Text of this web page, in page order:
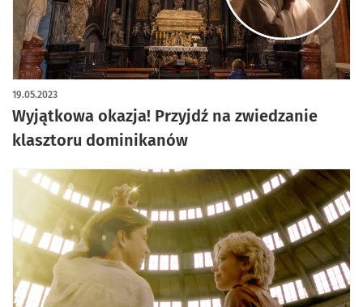
Wyjątkowa okazja! Przyjdź na zwiedzanie
klasztoru dominikanów
19.05.2023
artykuł z galerią zdjęć